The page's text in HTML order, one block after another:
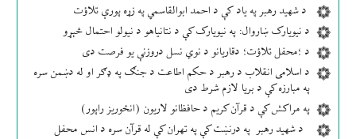
د شهید رهبر په یاد کې د احمد ابوالقاسمي په زړه پورې تلاؤت
د نیویارک ښاروال: په نیویارک کې د نتانیاهو د نیولو احتمال څېړو
د ؛محفل تلاؤت؛ دقاریانو د نوي نسل دروزنې یو فرصت دی
د اسلامی انقلاب د رهبر د حکم اطاعت د جنګ په ډګر او له دښمن سره
په مبارزه کې د بریا لازم شرط دی
په مراکش کې د قرآن کریم د حافظانو لاریون (انځوریز راپور)
د شهید رهبر په درنښت کې په تهران کې له قرآن سره د انس محفل